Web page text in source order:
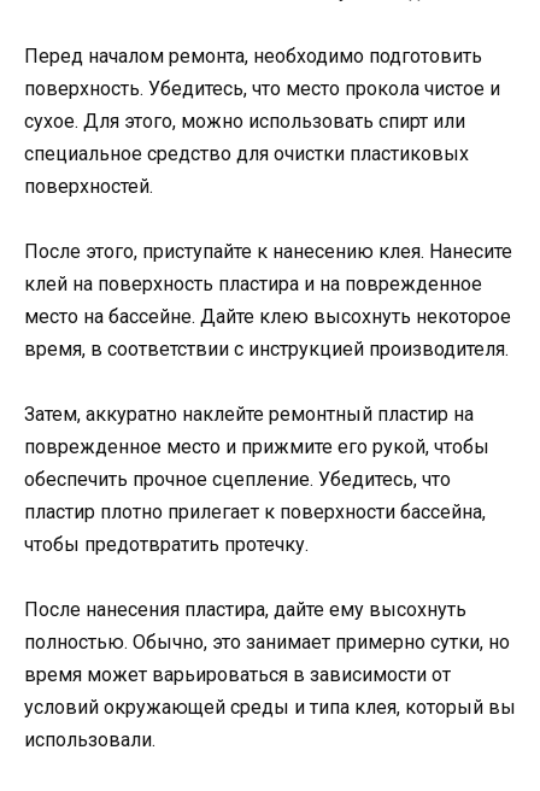
Перед началом ремонта, необходимо подготовить
поверхность. Убедитесь, что место прокола чистое и
сухое. Для этого, можно использовать спирт или
специальное средство для очистки пластиковых
поверхностей.
После этого, приступайте к нанесению клея. Нанесите
клей на поверхность пластира и на поврежденное
место на бассейне. Дайте клею высохнуть некоторое
время, в соответствии с инструкцией производителя.
Затем, аккуратно наклейте ремонтный пластир на
поврежденное место и прижмите его рукой, чтобы
обеспечить прочное сцепление. Убедитесь, что
пластир плотно прилегает к поверхности бассейна,
чтобы предотвратить протечку.
После нанесения пластира, дайте ему высохнуть
полностью. Обычно, это занимает примерно сутки, но
время может варьироваться в зависимости от
условий окружающей среды и типа клея, который вы
использовали.